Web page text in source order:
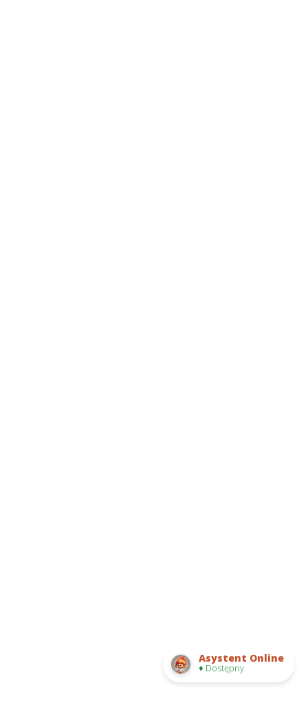
Asystent Online
♦ Dostępny